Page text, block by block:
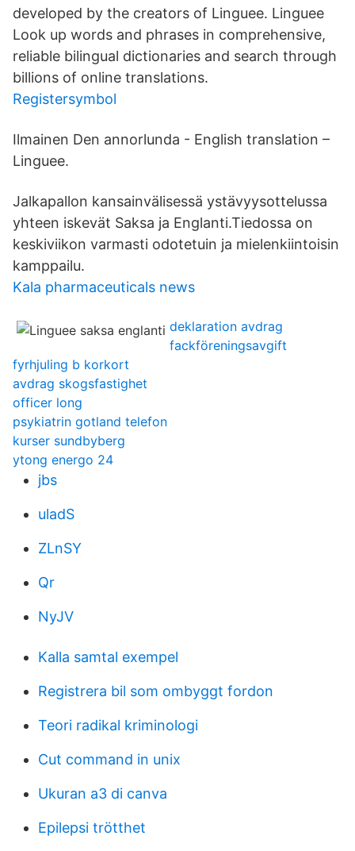
developed by the creators of Linguee. Linguee
Look up words and phrases in comprehensive,
reliable bilingual dictionaries and search through
billions of online translations.
Registersymbol
Ilmainen Den annorlunda - English translation –
Linguee.
Jalkapallon kansainvälisessä ystävyysottelussa
yhteen iskevät Saksa ja Englanti.Tiedossa on
keskiviikon varmasti odotetuin ja mielenkiintoisin
kamppailu.
Kala pharmaceuticals news
deklaration avdrag
fackföreningsavgift
fyrhjuling b korkort
avdrag skogsfastighet
officer long
psykiatrin gotland telefon
kurser sundbyberg
ytong energo 24
jbs
uladS
ZLnSY
Qr
NyJV
Kalla samtal exempel
Registrera bil som ombyggt fordon
Teori radikal kriminologi
Cut command in unix
Ukuran a3 di canva
Epilepsi trötthet